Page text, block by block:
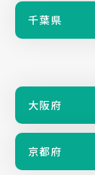
千葉県
大阪府
京都府